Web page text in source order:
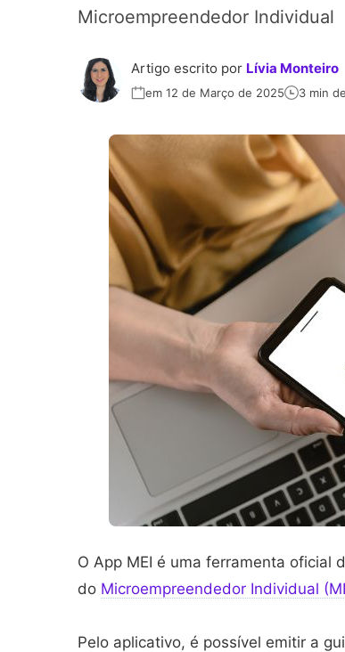
Microempreendedor Individual
Artigo escrito por Lívia Monteiro
em 12 de Março de 2025 3 min
O App MEI é uma ferramenta oficial
do Microempreendedor Individual
Pelo aplicativo, é possível emitir a